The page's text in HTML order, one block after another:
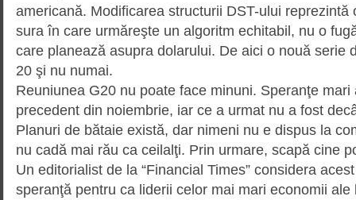
americană. Modificarea structurii DST-ului
sura în care urmăreşte un algoritm echi­tabil, nu o
care planează asupra dolarului. De aici o nouă serie
20 şi nu numai.
Reuniunea G20 nu poate face mi­nuni. Speranţe
precedent din noiembrie, iar ce a urmat nu a fost
Planuri de bătaie există, dar ni­meni nu e dispus la
nu cadă mai rău ca ceilalţi. Prin urmare, scapă cine
Un editorialist de la “Financial Ti­mes” considera
speranţă pentru ca liderii celor mai mari economii ale